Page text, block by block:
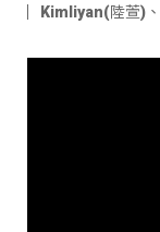
Kimliyan(陸萱) 、